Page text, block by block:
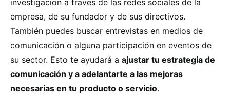
investigación a través de las redes sociales de la
empresa, de su fundador y de sus directivos.
También puedes buscar entrevistas en medios de
comunicación o alguna participación en eventos de
su sector. Esto te ayudará a ajustar tu estrategia de
comunicación y a adelantarte a las mejoras
necesarias en tu producto o servicio.